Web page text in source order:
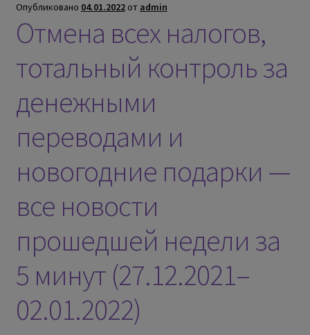
Опубликовано 04.01.2022 от admin
Отмена всех налогов,
тотальный контроль за
денежными
переводами и
новогодние подарки —
все новости
прошедшей недели за
5 минут (27.12.2021–
02.01.2022)